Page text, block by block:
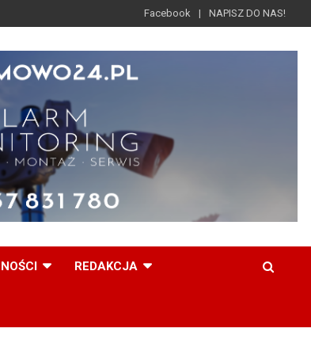
Facebook NAPISZ DO NAS!
REDAKCJA